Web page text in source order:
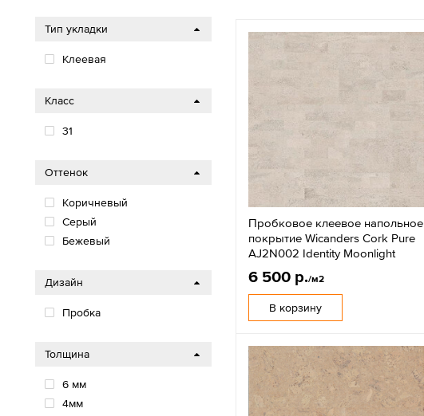
Пробковое клеевое напольное
покрытие Wicanders Cork Pure
AJ2N002 Identity Moonlight
6 500 р./м2
В корзину
Тип укладки
Клеевая
Класс
31
Оттенок
Коричневый
Серый
Бежевый
Дизайн
Пробка
Толщина
6 мм
4мм